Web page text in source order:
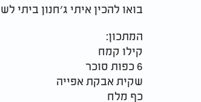
בואו להכין איתי ג׳חנון
המתכון:
קילו קמח
6 כפות סוכר
שקית אבקת אפייה
כף מלח